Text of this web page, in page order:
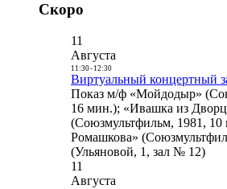
Скоро
11
Августа
11:30- 12:30
Виртуальный концертный
Показ м/ф «Мойдодыр»
16 мин.); «Ивашка из
(Союзмультфильм, 1981, 10
Ромашкова»
(Ульяновой, 1, зал № 12)
11
Августа